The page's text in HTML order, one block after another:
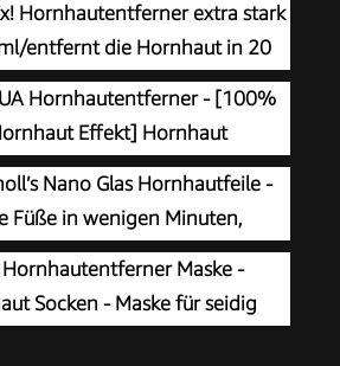
Hornhautentferner extra stark
entfernt die Hornhaut in 20
Hornhautentferner - [100%
Effekt] Hornhaut
Fuß - Zur Fußpflege für
Nano Glas -
- Premium Bimsstein
Nano Glas Hornhautfeile -
Füße in wenigen Minuten,
Special Edition
für Nasse oder
Entfernen Fuß,
Hornhautentferner Maske -
Socken - Maske für seidig